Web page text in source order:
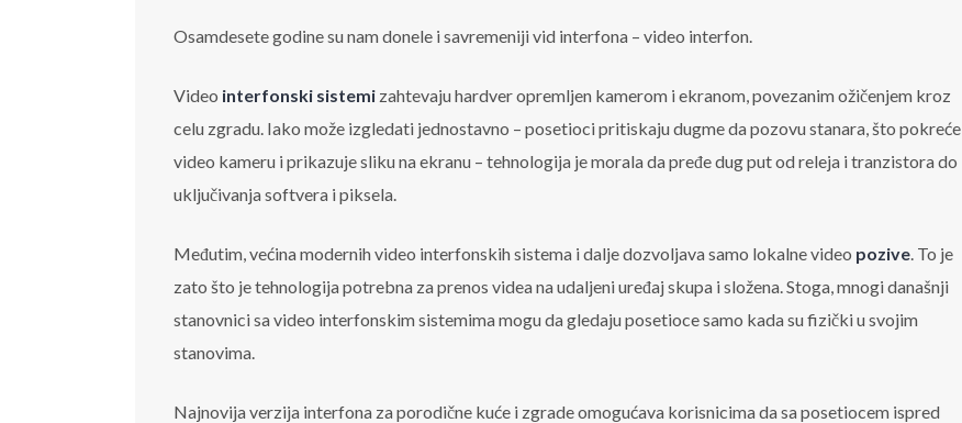
Osamdesete godine su nam donele i savremeniji vid interfona – video interfon.
Video interfonski sistemizahtevaju hardver opremljen kamerom i ekranom, povezanim ožičenjem kroz
celu zgradu. Iako može izgledati jednostavno – posetioci pritiskaju dugme da pozovu stanara, što pokreće
video kameru i prikazuje sliku na ekranu – tehnologija je morala da pređe dug put od releja i tranzistora do
uključivanja softvera i piksela.
Međutim, većina modernih video interfonskih sistema i dalje dozvoljava samo lokalne video pozive. To je
zato što je tehnologija potrebna za prenos videa na udaljeni uređaj skupa i složena. Stoga, mnogi današnji
stanovnici sa video interfonskim sistemima mogu da gledaju posetioce samo kada su fizički u svojim
stanovima.
Najnovija verzija interfona za porodične kuće i zgrade omogućava korisnicima da sa posetiocem ispred